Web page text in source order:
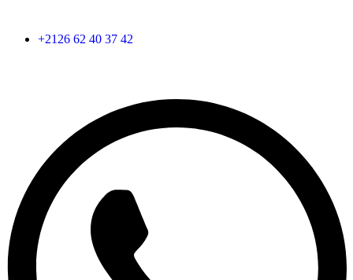
+2126 62 40 37 42